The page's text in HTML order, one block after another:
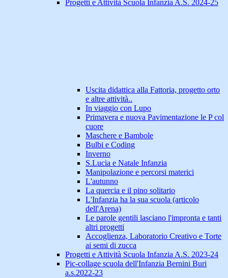
Progetti e Attività Scuola Infanzia A.S. 2024-25
Uscita didattica alla Fattoria, progetto orto
e altre attività..
In viaggio con Lupo
Primavera e nuova Pavimentazione le P col
cuore
Maschere e Bambole
Bulbi e Coding
Inverno
S.Lucia e Natale Infanzia
Manipolazione e percorsi materici
L'autunno
La quercia e il pino solitario
L'Infanzia ha la sua scuola (articolo
dell'Arena)
Le parole gentili lasciano l'impronta e tanti
altri progetti
Accoglienza, Laboratorio Creativo e Torte
ai semi di zucca
Progetti e Attività Scuola Infanzia A.S. 2023-24
Pic-collage scuola dell'Infanzia Bernini Buri
a.s.2022-23